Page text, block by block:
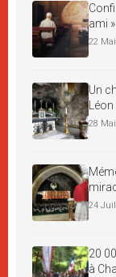
ami »
22
Un
Léon
28
24
20
à